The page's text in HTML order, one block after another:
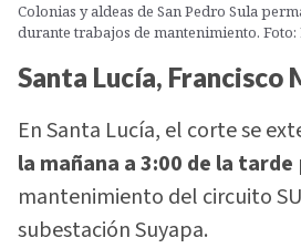
Colonias y aldeas de San Pedro Sula
durante trabajos de mantenimiento. Foto:
Santa Lucía, Francisco
En Santa Lucía, el corte se
la mañana a 3:00 de la tarde
mantenimiento del circuito
subestación Suyapa.